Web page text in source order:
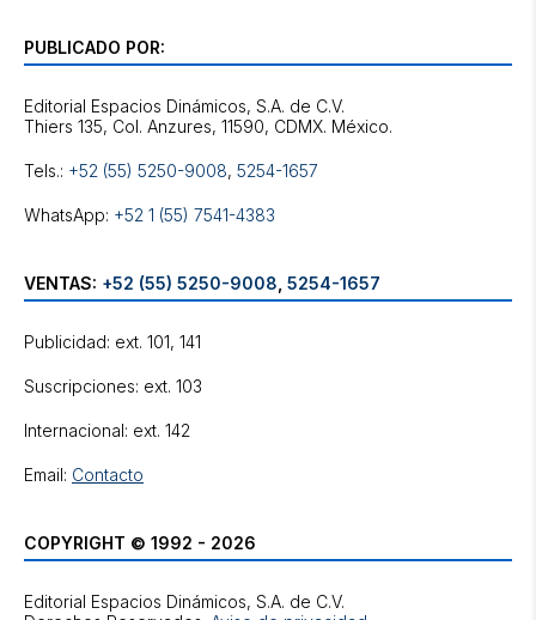
PUBLICADO POR:
Editorial Espacios Dinámicos, S.A. de C.V.
Tels.: +52 (55) 5250-9008, 5254-1657
WhatsApp: +52 1 (55) 7541-4383
VENTAS: +52 (55) 5250-9008 5254-1657
Publicidad: ext. 101, 141
Suscripciones: ext. 103
Internacional: ext. 142
Email: Contacto
COPYRIGHT © 1992 - 2026
Editorial Espacios Dinámicos, S.A. de C.V.